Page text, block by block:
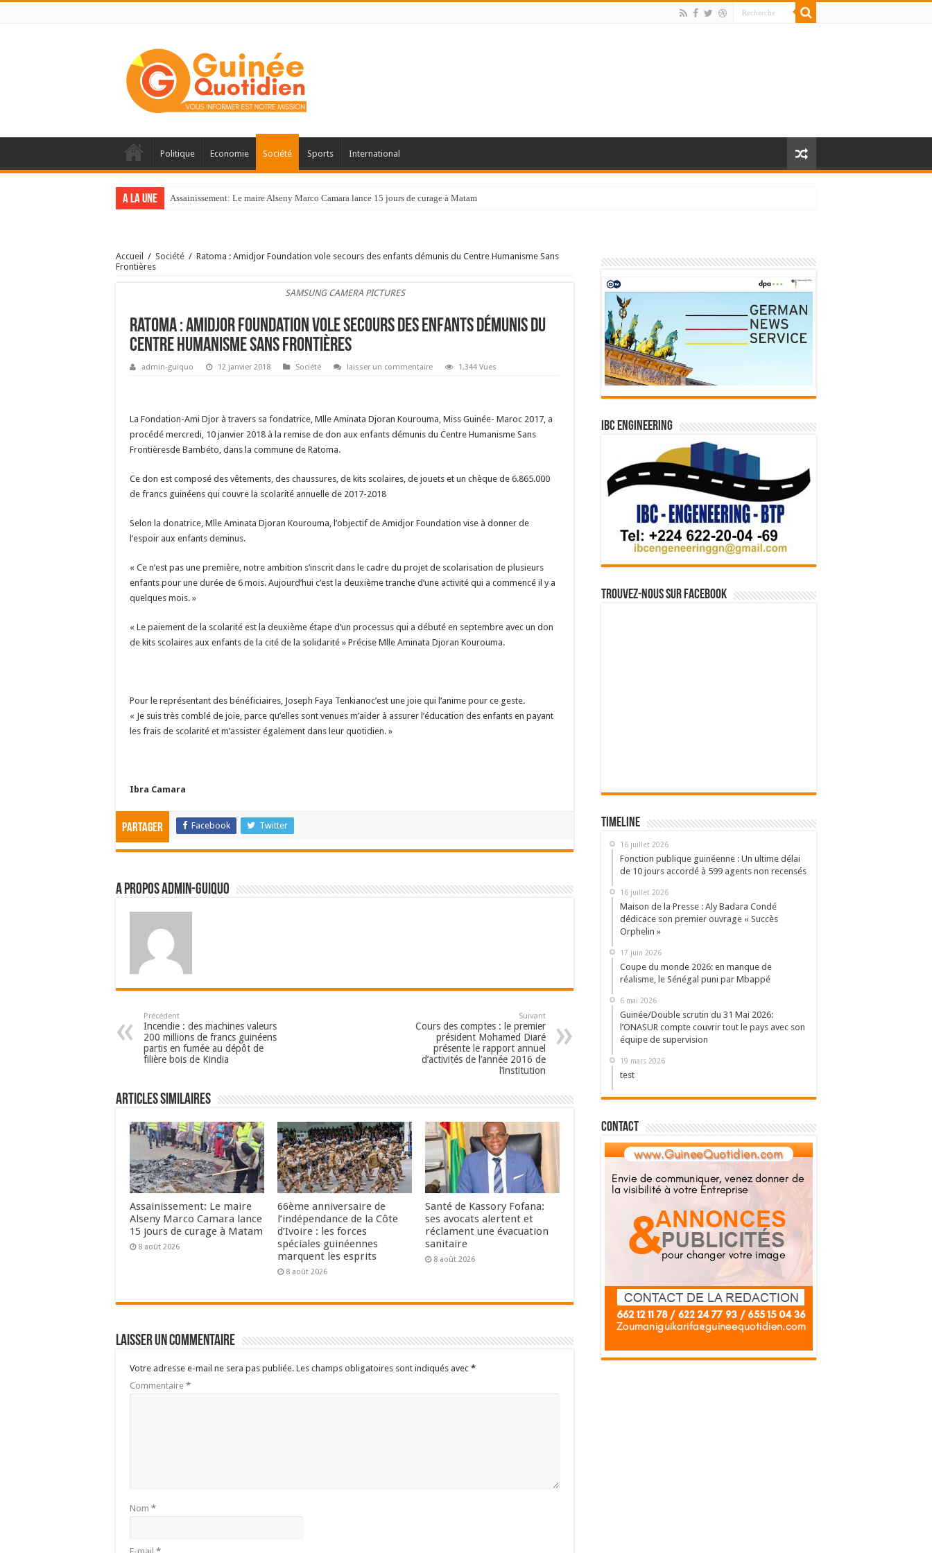
Politique Economie Société Sports International
A la une Assainissement: Le maire Alseny Marco Camara lance 15 jours de curage à Matam
Accueil / Société / Ratoma : Amidjor Foundation vole secours des enfants démunis du Centre Humanisme Sans
Frontières
SAMSUNG CAMERA PICTURES
Ratoma : Amidjor Foundation vole secours des enfants démunis du
Centre Humanisme Sans Frontières
admin-guiquo 12 janvier 2018 Société laisser un commentaire 1,344 Vues
La Fondation-Ami Djor à travers sa fondatrice, Mlle Aminata Djoran Kourouma, Miss Guinée- Maroc 2017, a
procédé mercredi, 10 janvier 2018 à la remise de don aux enfants démunis du Centre Humanisme Sans
Frontièresde Bambéto, dans la commune de Ratoma.
Ce don est composé des vêtements, des chaussures, de kits scolaires, de jouets et un chèque de 6.865.000
de francs guinéens qui couvre la scolarité annuelle de 2017-2018
Selon la donatrice, Mlle Aminata Djoran Kourouma, l’objectif de Amidjor Foundation vise à donner de
l’espoir aux enfants deminus.
« Ce n’est pas une première, notre ambition s’inscrit dans le cadre du projet de scolarisation de plusieurs
enfants pour une durée de 6 mois. Aujourd’hui c’est la deuxième tranche d’une activité qui a commencé il y a
quelques mois. »
« Le paiement de la scolarité est la deuxième étape d’un processus qui a débuté en septembre avec un don
de kits scolaires aux enfants de la cité de la solidarité » Précise Mlle Aminata Djoran Kourouma.
Pour le représentant des bénéficiaires, Joseph Faya Tenkianoc’est une joie qui l’anime pour ce geste.
« Je suis très comblé de joie, parce qu’elles sont venues m’aider à assurer l’éducation des enfants en payant
les frais de scolarité et m’assister également dans leur quotidien. »
Ibra Camara
Partager Facebook Twitter
A propos admin-guiquo
Précédent
Incendie : des machines valeurs
200 millions de francs guinéens
partis en fumée au dépôt de
filière bois de Kindia
Suivant
Cours des comptes : le premier
président Mohamed Diaré
présente le rapport annuel
d’activités de l’année 2016 de
l’institution
Articles Similaires
Assainissement: Le maire
Alseny Marco Camara lance
15 jours de curage à Matam
8 août 2026
66ème anniversaire de
l’indépendance de la Côte
d’Ivoire : les forces
spéciales guinéennes
marquent les esprits
8 août 2026
Santé de Kassory Fofana:
ses avocats alertent et
réclament une évacuation
sanitaire
8 août 2026
Laisser un commentaire
Votre adresse e-mail ne sera pas publiée. Les champs obligatoires sont indiqués avec *
Commentaire *
Nom *
IBC Engineering
Trouvez-nous sur Facebook
Timeline
16 juillet 2026
Fonction publique guinéenne : Un ultime délai
de 10 jours accordé à 599 agents non recensés
16 juillet 2026
Maison de la Presse : Aly Badara Condé
dédicace son premier ouvrage « Succès
Orphelin »
17 juin 2026
Coupe du monde 2026: en manque de
réalisme, le Sénégal puni par Mbappé
6 mai 2026
Guinée/Double scrutin du 31 Mai 2026:
l’ONASUR compte couvrir tout le pays avec son
équipe de supervision
19 mars 2026
test
Contact